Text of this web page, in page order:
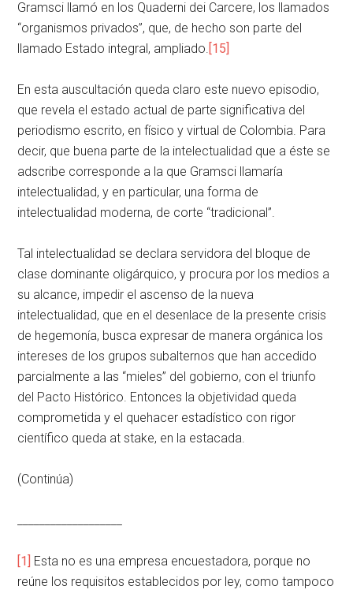
Gramsci llamó en los Quaderni dei Carcere, los llamados
“organismos privados”, que, de hecho son parte del
llamado Estado integral, ampliado.[15]
En esta auscultación queda claro este nuevo episodio,
que revela el estado actual de parte significativa del
periodismo escrito, en físico y virtual de Colombia. Para
decir, que buena parte de la intelectualidad que a éste se
adscribe corresponde a la que Gramsci llamaría
intelectualidad, y en particular, una forma de
intelectualidad moderna, de corte “tradicional”.
Tal intelectualidad se declara servidora del bloque de
clase dominante oligárquico, y procura por los medios a
su alcance, impedir el ascenso de la nueva
intelectualidad, que en el desenlace de la presente crisis
de hegemonía, busca expresar de manera orgánica los
intereses de los grupos subalternos que han accedido
parcialmente a las “mieles” del gobierno, con el triunfo
del Pacto Histórico. Entonces la objetividad queda
comprometida y el quehacer estadístico con rigor
científico queda at stake, en la estacada.
(Continúa)
[1] Esta no es una empresa encuestadora, porque no
reúne los requisitos establecidos por ley, como tampoco